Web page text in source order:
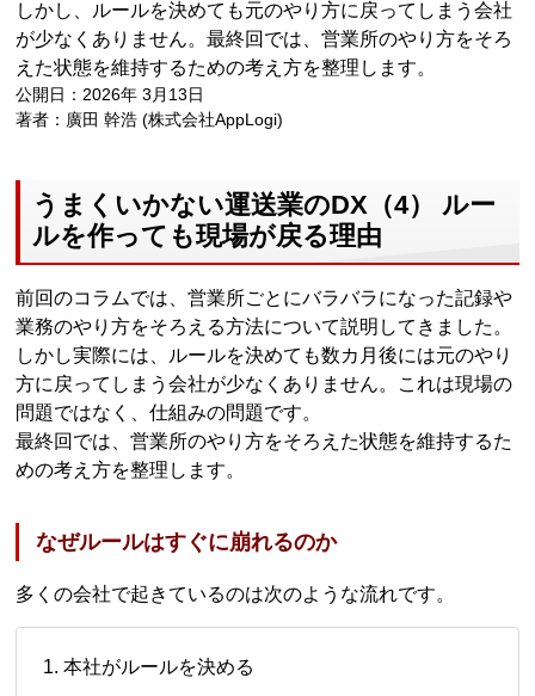
しかし、ルールを決めても元のやり方に戻ってしまう会社
が少なくありません。最終回では、営業所のやり方をそろ
えた状態を維持するための考え方を整理します。
公開日：2026年 3月13日
著者：廣田 幹浩 (株式会社AppLogi)
うまくいかない運送業のDX（4） ルー
ルを作っても現場が戻る理由
前回のコラムでは、営業所ごとにバラバラになった記録や
業務のやり方をそろえる方法について説明してきました。
しかし実際には、ルールを決めても数カ月後には元のやり
方に戻ってしまう会社が少なくありません。これは現場の
問題ではなく、仕組みの問題です。
最終回では、営業所のやり方をそろえた状態を維持するた
めの考え方を整理します。
なぜルールはすぐに崩れるのか
多くの会社で起きているのは次のような流れです。
本社がルールを決める